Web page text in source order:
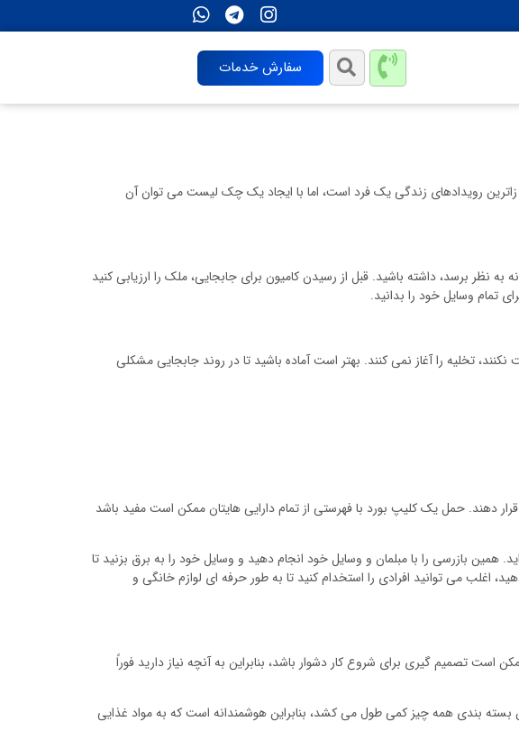
سفارش خدمات
رویدادهای زندگی یک فرد است، اما با ایجاد یک چک لیست می توان آن
برسد، داشته باشید. قبل از رسیدن کامیون برای جابجایی، ملک را ارزیابی کنید
تمام وسایل خود را بدانید.
تخلیه را آغاز نمی کنند. بهتر است آماده باشید تا در روند جابجایی مشکلی
دهند. حمل یک کلیپ بورد با فهرستی از تمام دارایی هایتان ممکن است مفید باشد
همین بازرسی را با مبلمان و وسایل خود انجام دهید و وسایل خود را به برق بزنید تا
اغلب می توانید افرادی را استخدام کنید تا به طور حرفه ای لوازم خانگی و
تصمیم گیری برای شروع کار دشوار باشد، بنابراین به آنچه نیاز دارید فوراً
بندی همه چیز کمی طول می کشد، بنابراین هوشمندانه است که به مواد غذایی